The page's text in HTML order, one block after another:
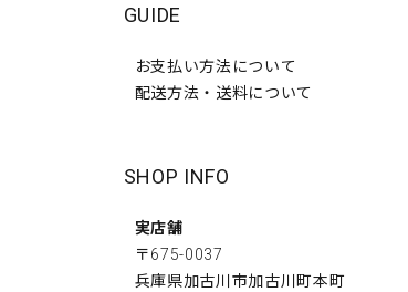
GUIDE
お支払い方法について
配送方法・送料について
SHOP INFO
実店舗
〒675-0037
兵庫県加古川市加古川町本町